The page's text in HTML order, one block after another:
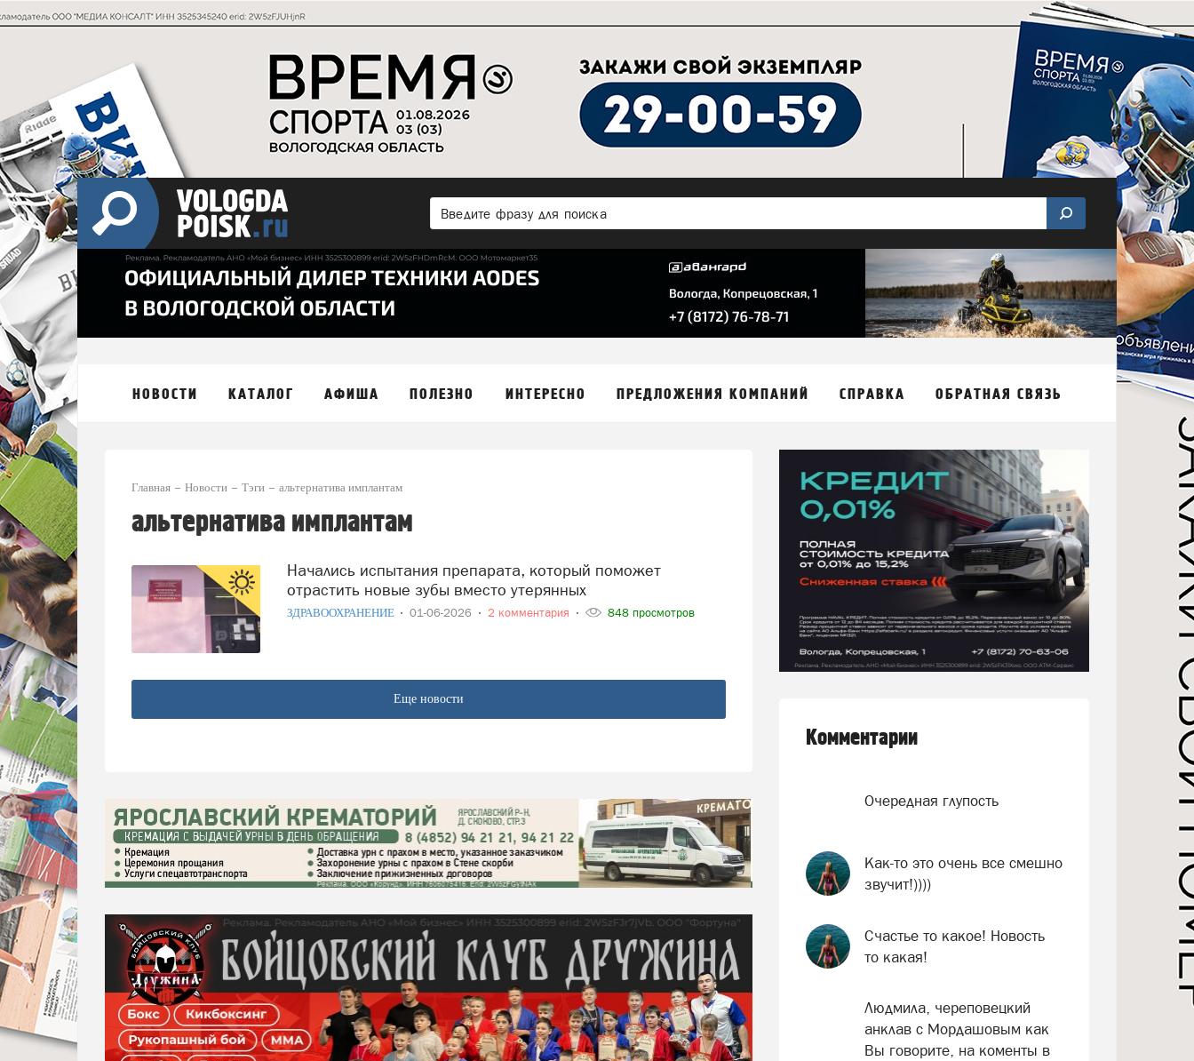
НОВОСТИ КАТАЛОГ АФИША ПОЛЕЗНО ИНТЕРЕСНО ПРЕДЛОЖЕНИЯ КОМПАНИЙ СПРАВКА ОБРАТНАЯ СВЯЗЬ
Главная Новости Тэги альтернатива имплантам
альтернатива имплантам
Начались испытания препарата, который поможет
отрастить новые зубы вместо утерянных
ЗДРАВООХРАНЕНИЕ 01-06-2026 2 комментария 848 просмотров
Еще новости
Комментарии
Очередная глупость
Как-то это очень все смешно
звучит!))))
Счастье то какое! Новость
то какая!
Людмила, череповецкий
анклав с Мордашовым как
Вы говорите, на коменты в